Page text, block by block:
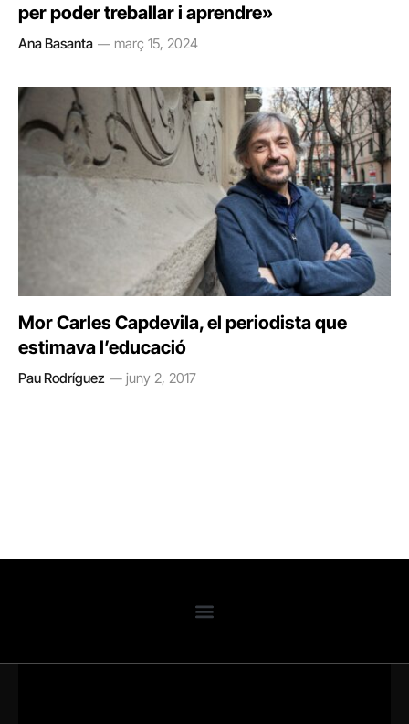
per poder treballar i aprendre»
Ana Basanta març 15, 2024
Mor Carles Capdevila, el periodista que
estimava l’educació
Pau Rodríguez juny 2, 2017